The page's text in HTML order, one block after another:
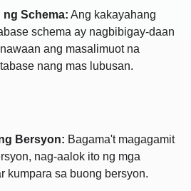
ng Schema: Ang kakayahang
schema ay nagbibigay-daan
ang masalimuot na
nang mas lubusan.
Bersyon: Bagama't magagamit
nag-aalok ito ng mga
kumpara sa buong bersyon.